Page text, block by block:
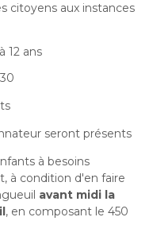
citoyens aux instances
12 ans
seront présents
à besoins
à condition d'en faire
avant midi la
, en composant le 450